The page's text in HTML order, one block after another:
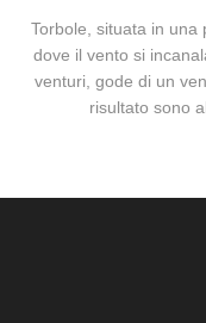
Torbole, situata in una
dove il vento si
venturi, gode di un
risultato sono